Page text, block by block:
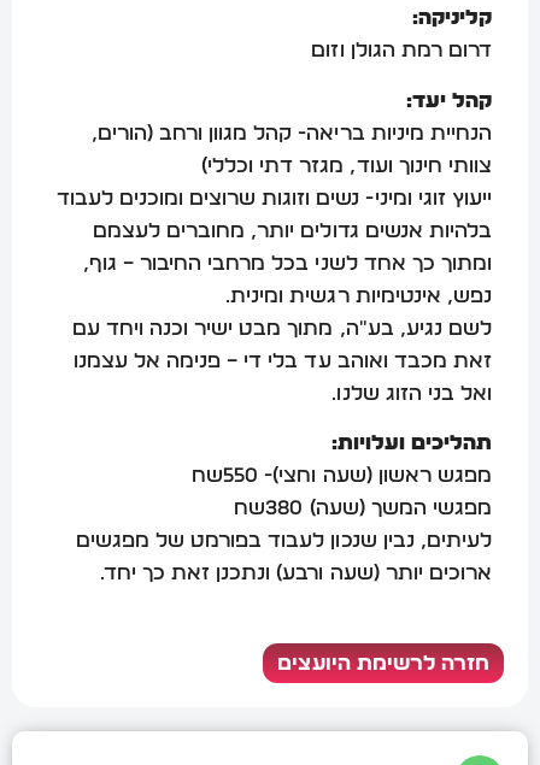
קליניקה:
דרום רמת הגולן וזום
קהל יעד:
הנחיית מיניות בריאה- קהל מגוון ורחב (הורים,
צוותי חינוך ועוד, מגזר דתי וכללי)
ייעוץ זוגי ומיני- נשים וזוגות שרוצים ומוכנים לעבוד
בלהיות אנשים גדולים יותר, מחוברים לעצמם
ומתוך כך אחד לשני בכל מרחבי החיבור – גוף,
נפש, אינטימיות רגשית ומינית.
לשם נגיע, בע"ה, מתוך מבט ישיר וכנה ויחד עם
זאת מכבד ואוהב עד בלי די – פנימה אל עצמנו
ואל בני הזוג שלנו.
תהליכים ועלויות:
מפגש ראשון (שעה וחצי)- 550שח
מפגשי המשך (שעה) 380שח
לעיתים, נבין שנכון לעבוד בפורמט של מפגשים
ארוכים יותר (שעה ורבע) ונתכנן זאת כך יחד.
חזרה לרשימת היועצים